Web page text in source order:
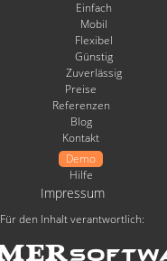
Einfach
Mobil
Flexibel
Günstig
Zuverlässig
Preise
Referenzen
Blog
Kontakt
Demo
Hilfe
Impressum
Für den Inhalt verantwortlich: